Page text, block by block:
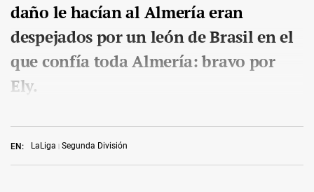
EN: LaLiga Segunda División
daño le hacían al Almería eran
despejados por un león de Brasil en el
que confía toda Almería: bravo por
Ely.